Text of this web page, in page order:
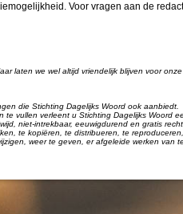
Voor vragen aan de
laten we wel altijd vriendelijk blijven voor
die Stichting Dagelijks Woord ook aanbiedt.
te vullen verleent u Stichting Dagelijks Woord
niet-intrekbaar, eeuwigdurend en gratis
te kopiëren, te distribueren, te reproduceren,
weer te geven, er afgeleide werken van